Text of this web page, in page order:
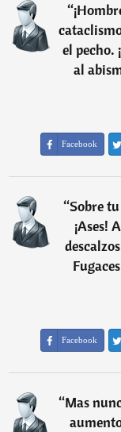
“
el pecho.
al
Facebook
“Sobre
¡Ases!
Facebook
“Mas